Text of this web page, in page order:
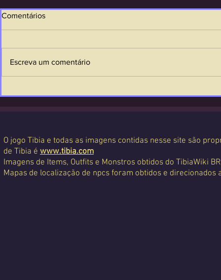
Comentários
Escreva um comentário
O jogo Tibia e todas as imagens contidas nesse site são
de Tibia é www.tibia.com
Imagens de Items, Outfits e Monstros obtidos do TibiaWiki
Mapas de localização de npcs foram obtidos e direcionados